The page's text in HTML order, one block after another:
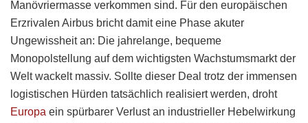
Manövriermasse verkommen sind. Für den europäischen
Erzrivalen Airbus bricht damit eine Phase akuter
Ungewissheit an: Die jahrelange, bequeme
Monopolstellung auf dem wichtigsten Wachstumsmarkt der
Welt wackelt massiv. Sollte dieser Deal trotz der immensen
logistischen Hürden tatsächlich realisiert werden, droht
Europa ein spürbarer Verlust an industrieller Hebelwirkung